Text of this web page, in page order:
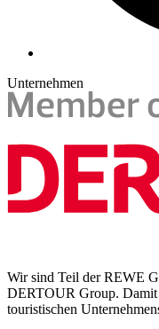
Unternehmen
Wir sind Teil der REWE
DERTOUR Group. Damit
touristischen